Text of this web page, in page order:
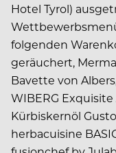
Hotel Tyrol)
folgenden
geräuchert,
Bavette von
WIBERG Exquisite
Kürbiskernöl
herbacuisine